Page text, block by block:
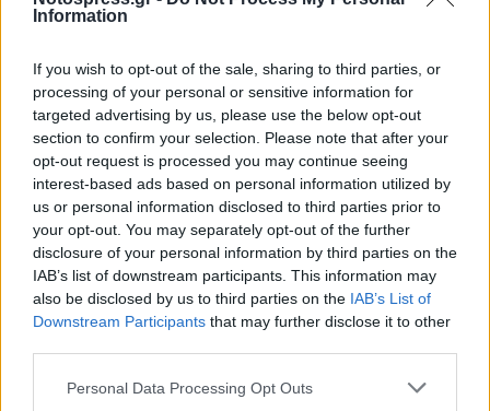
Information
If you wish to opt-out of the sale, sharing to third parties, or
processing of your personal or sensitive information for
targeted advertising by us, please use the below opt-out
section to confirm your selection. Please note that after your
opt-out request is processed you may continue seeing
interest-based ads based on personal information utilized by
us or personal information disclosed to third parties prior to
your opt-out. You may separately opt-out of the further
disclosure of your personal information by third parties on the
IAB’s list of downstream participants. This information may
also be disclosed by us to third parties on the IAB’s List of
Downstream Participants that may further disclose it to other
Personal Data Processing Opt Outs
Λακωνία: Η Ελένη αύριο θα έπιανε δουλειά –
«Έφυγε» σε τροχαίο και βύθισε στο πένθος
την Απιδιά
05/08/2026 10:25